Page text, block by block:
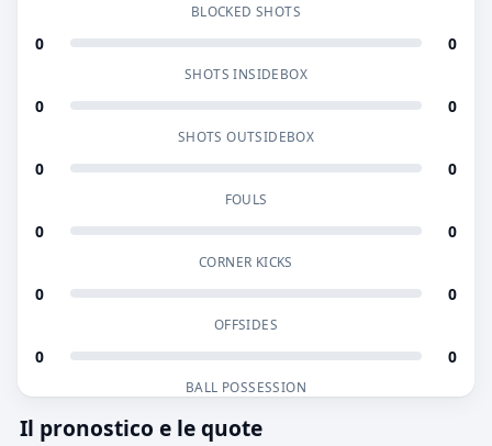
BLOCKED SHOTS
0 0
SHOTS INSIDEBOX
0 0
SHOTS OUTSIDEBOX
0 0
FOULS
0 0
CORNER KICKS
0 0
OFFSIDES
0 0
BALL POSSESSION
Il pronostico e le quote